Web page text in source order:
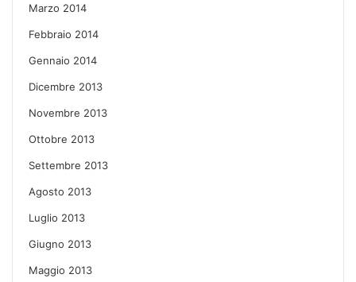
Marzo 2014
Febbraio 2014
Gennaio 2014
Dicembre 2013
Novembre 2013
Ottobre 2013
Settembre 2013
Agosto 2013
Luglio 2013
Giugno 2013
Maggio 2013